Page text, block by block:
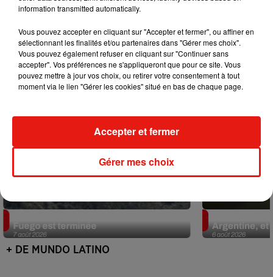
Mundo Latino
7 août 2026
Fuego est terminée
6 août 2026
Argentine, et
+ DE MUNDO LATINO
information transmitted automatically.
Vous pouvez accepter en cliquant sur "Accepter et fermer", ou affiner en
sélectionnant les finalités et/ou partenaires dans "Gérer mes choix".
Vous pouvez également refuser en cliquant sur "Continuer sans
accepter". Vos préférences ne s'appliqueront que pour ce site. Vous
pouvez mettre à jour vos choix, ou retirer votre consentement à tout
moment via le lien "Gérer les cookies" situé en bas de chaque page.
Gérer mes choix
Accepter et fermer